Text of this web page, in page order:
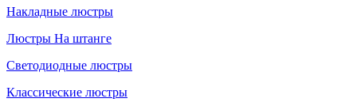
Накладные люстры
Люстры На штанге
Светодиодные люстры
Классические люстры